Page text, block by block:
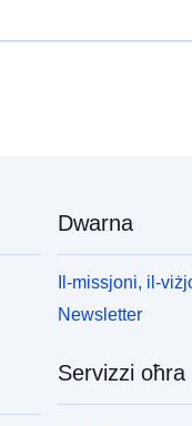
Dwarna
Il-missjoni, il-
Newsletter
Servizzi oħra